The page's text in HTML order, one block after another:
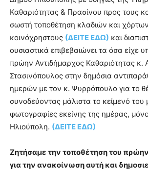
Καθαριότητας & Πρασίνου προς τους
σωστή τοποθέτηση κλαδιών και
κοινόχρηστους (ΔΕΙΤΕ ΕΔΩ) και
ουσιαστικά επιβεβαιώνει τα όσα είχε
πρώην Αντιδήμαρχος Καθαριότητας κ.
Στασινόπουλος στην δημόσια
ημερών με τον κ. Ψυρρόπουλο για το
συνοδεύοντας μάλιστα το κείμενό του
φωτογραφίες εκείνης της ημέρας,
Ηλιούπολη. (ΔΕΙΤΕ ΕΔΩ)
Ζητήσαμε την τοποθέτηση του
για την ανακοίνωση αυτή και